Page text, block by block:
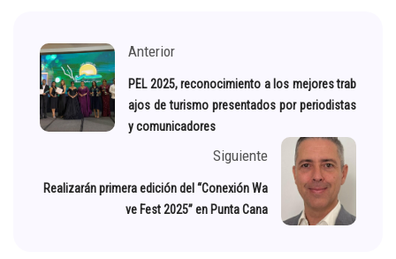
Anterior
PEL 2025, reconocimiento a los mejores trab
ajos de turismo presentados por periodistas
y comunicadores
Siguiente
Realizarán primera edición del “Conexión Wa
ve Fest 2025” en Punta Cana